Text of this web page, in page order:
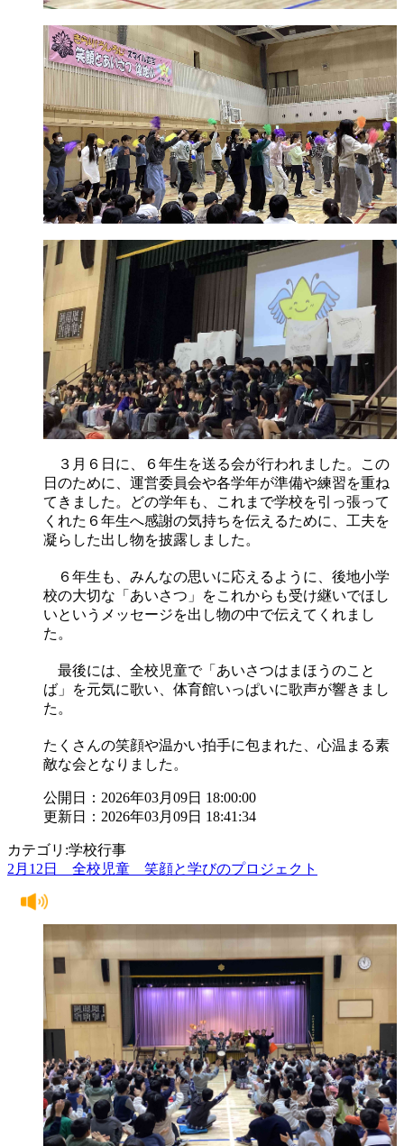
３月６日に、６年生を送る会が行われました。この
日のために、運営委員会や各学年が準備や練習を重ね
てきました。どの学年も、これまで学校を引っ張って
くれた６年生へ感謝の気持ちを伝えるために、工夫を
凝らした出し物を披露しました。
６年生も、みんなの思いに応えるように、後地小学
校の大切な「あいさつ」をこれからも受け継いでほし
いというメッセージを出し物の中で伝えてくれまし
た。
最後には、全校児童で「あいさつはまほうのこと
ば」を元気に歌い、体育館いっぱいに歌声が響きまし
た。
たくさんの笑顔や温かい拍手に包まれた、心温まる素
敵な会となりました。
公開日：2026年03月09日 18:00:00
更新日：2026年03月09日 18:41:34
カテゴリ:学校行事
2月12日 全校児童 笑顔と学びのプロジェクト